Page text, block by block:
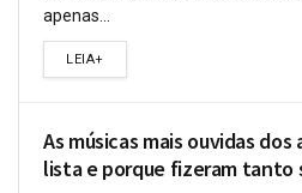
apenas...
LEIA+
As músicas mais ouvidas dos
lista e porque fizeram tanto